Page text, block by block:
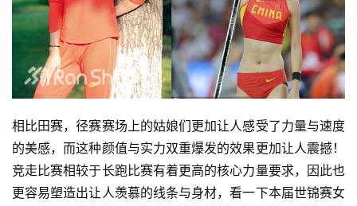
相比田赛，径赛赛场上的姑娘们更加让人感受了力量与速度
的美感，而这种颜值与实力双重爆发的效果更加让人震撼！
竞走比赛相较于长跑比赛有着更高的核心力量要求，因此也
更容易塑造出让人羡慕的线条与身材，看一下本届世锦赛女